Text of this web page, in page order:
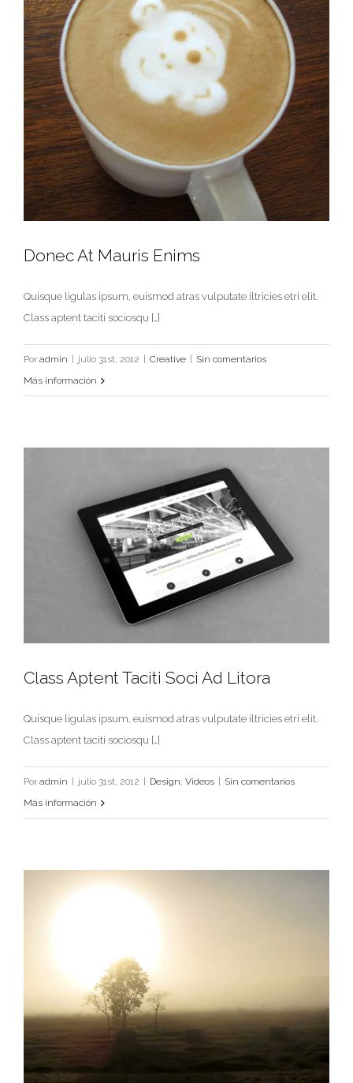
Donec At Mauris Enims
Donec At Mauris Enims
Quisque ligulas ipsum, euismod atras vulputate iltricies etri elit.
Class aptent taciti sociosqu […]
Por admin julio 31st, 2012 Creative
Sin comentarios
Más información
Class Aptent Taciti Soci Ad Litora
Quisque ligulas ipsum, euismod atras vulputate iltricies etri elit.
Class aptent taciti sociosqu […]
Por admin | julio 31st, 2012 | Design Videos | Sin comentarios
Más información